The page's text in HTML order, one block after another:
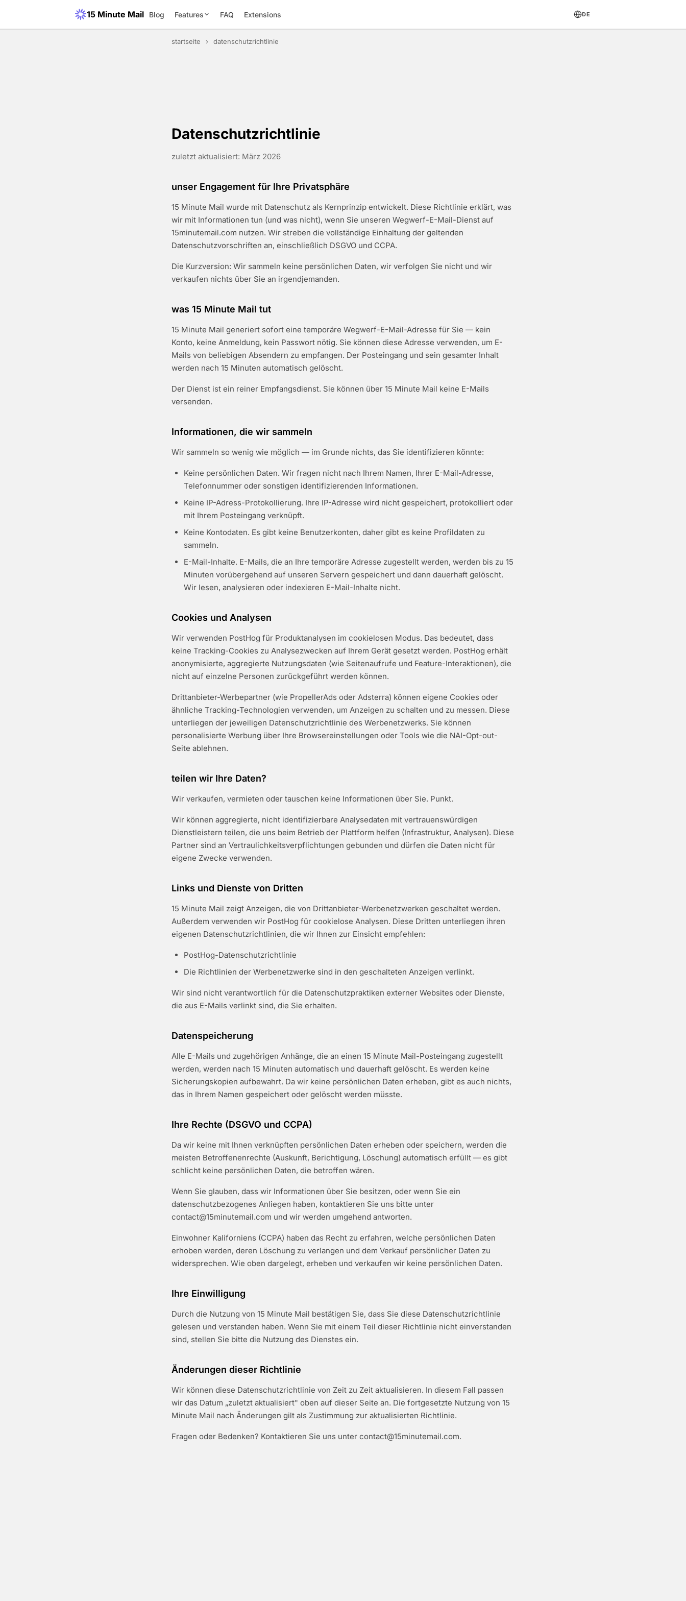
15 Minute Mail Blog Features FAQ Extensions DE
startseite › datenschutzrichtlinie
Datenschutzrichtlinie
zuletzt aktualisiert: März 2026
unser Engagement für Ihre Privatsphäre
15 Minute Mail wurde mit Datenschutz als Kernprinzip entwickelt. Diese Richtlinie erklärt, was
wir mit Informationen tun (und was nicht), wenn Sie unseren Wegwerf-E-Mail-Dienst auf
15minutemail.com nutzen. Wir streben die vollständige Einhaltung der geltenden
Datenschutzvorschriften an, einschließlich DSGVO und CCPA.
Die Kurzversion: Wir sammeln keine persönlichen Daten, wir verfolgen Sie nicht und wir
verkaufen nichts über Sie an irgendjemanden.
was 15 Minute Mail tut
15 Minute Mail generiert sofort eine temporäre Wegwerf-E-Mail-Adresse für Sie — kein
Konto, keine Anmeldung, kein Passwort nötig. Sie können diese Adresse verwenden, um E-
Mails von beliebigen Absendern zu empfangen. Der Posteingang und sein gesamter Inhalt
werden nach 15 Minuten automatisch gelöscht.
Der Dienst ist ein reiner Empfangsdienst. Sie können über 15 Minute Mail keine E-Mails
versenden.
Informationen, die wir sammeln
Wir sammeln so wenig wie möglich — im Grunde nichts, das Sie identifizieren könnte:
Keine persönlichen Daten. Wir fragen nicht nach Ihrem Namen, Ihrer E-Mail-Adresse,
Telefonnummer oder sonstigen identifizierenden Informationen.
Keine IP-Adress-Protokollierung. Ihre IP-Adresse wird nicht gespeichert, protokolliert oder
mit Ihrem Posteingang verknüpft.
Keine Kontodaten. Es gibt keine Benutzerkonten, daher gibt es keine Profildaten zu
sammeln.
E-Mail-Inhalte. E-Mails, die an Ihre temporäre Adresse zugestellt werden, werden bis zu 15
Minuten vorübergehend auf unseren Servern gespeichert und dann dauerhaft gelöscht.
Wir lesen, analysieren oder indexieren E-Mail-Inhalte nicht.
Cookies und Analysen
Wir verwenden PostHog für Produktanalysen im cookielosen Modus. Das bedeutet, dass
keine Tracking-Cookies zu Analysezwecken auf Ihrem Gerät gesetzt werden. PostHog erhält
anonymisierte, aggregierte Nutzungsdaten (wie Seitenaufrufe und Feature-Interaktionen), die
nicht auf einzelne Personen zurückgeführt werden können.
Drittanbieter-Werbepartner (wie PropellerAds oder Adsterra) können eigene Cookies oder
ähnliche Tracking-Technologien verwenden, um Anzeigen zu schalten und zu messen. Diese
unterliegen der jeweiligen Datenschutzrichtlinie des Werbenetzwerks. Sie können
personalisierte Werbung über Ihre Browsereinstellungen oder Tools wie die NAI-Opt-out-
Seite ablehnen.
teilen wir Ihre Daten?
Wir verkaufen, vermieten oder tauschen keine Informationen über Sie. Punkt.
Wir können aggregierte, nicht identifizierbare Analysedaten mit vertrauenswürdigen
Dienstleistern teilen, die uns beim Betrieb der Plattform helfen (Infrastruktur, Analysen). Diese
Partner sind an Vertraulichkeitsverpflichtungen gebunden und dürfen die Daten nicht für
eigene Zwecke verwenden.
Links und Dienste von Dritten
15 Minute Mail zeigt Anzeigen, die von Drittanbieter-Werbenetzwerken geschaltet werden.
Außerdem verwenden wir PostHog für cookielose Analysen. Diese Dritten unterliegen ihren
eigenen Datenschutzrichtlinien, die wir Ihnen zur Einsicht empfehlen:
PostHog-Datenschutzrichtlinie
Die Richtlinien der Werbenetzwerke sind in den geschalteten Anzeigen verlinkt.
Wir sind nicht verantwortlich für die Datenschutzpraktiken externer Websites oder Dienste,
die aus E-Mails verlinkt sind, die Sie erhalten.
Datenspeicherung
Alle E-Mails und zugehörigen Anhänge, die an einen 15 Minute Mail-Posteingang zugestellt
werden, werden nach 15 Minuten automatisch und dauerhaft gelöscht. Es werden keine
Sicherungskopien aufbewahrt. Da wir keine persönlichen Daten erheben, gibt es auch nichts,
das in Ihrem Namen gespeichert oder gelöscht werden müsste.
Ihre Rechte (DSGVO und CCPA)
Da wir keine mit Ihnen verknüpften persönlichen Daten erheben oder speichern, werden die
meisten Betroffenenrechte (Auskunft, Berichtigung, Löschung) automatisch erfüllt — es gibt
schlicht keine persönlichen Daten, die betroffen wären.
Wenn Sie glauben, dass wir Informationen über Sie besitzen, oder wenn Sie ein
datenschutzbezogenes Anliegen haben, kontaktieren Sie uns bitte unter
contact@15minutemail.com und wir werden umgehend antworten.
Einwohner Kaliforniens (CCPA) haben das Recht zu erfahren, welche persönlichen Daten
erhoben werden, deren Löschung zu verlangen und dem Verkauf persönlicher Daten zu
widersprechen. Wie oben dargelegt, erheben und verkaufen wir keine persönlichen Daten.
Ihre Einwilligung
Durch die Nutzung von 15 Minute Mail bestätigen Sie, dass Sie diese Datenschutzrichtlinie
gelesen und verstanden haben. Wenn Sie mit einem Teil dieser Richtlinie nicht einverstanden
sind, stellen Sie bitte die Nutzung des Dienstes ein.
Änderungen dieser Richtlinie
Wir können diese Datenschutzrichtlinie von Zeit zu Zeit aktualisieren. In diesem Fall passen
wir das Datum „zuletzt aktualisiert" oben auf dieser Seite an. Die fortgesetzte Nutzung von 15
Minute Mail nach Änderungen gilt als Zustimmung zur aktualisierten Richtlinie.
Fragen oder Bedenken? Kontaktieren Sie uns unter contact@15minutemail.com.